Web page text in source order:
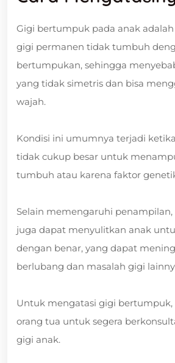
Gigi bertumpuk pada anak
gigi permanen tidak tumbuh
bertumpukan, sehingga
yang tidak simetris dan bisa
wajah.
Kondisi ini umumnya terjadi
tidak cukup besar untuk
tumbuh atau karena faktor
Selain memengaruhi
juga dapat menyulitkan anak
dengan benar, yang dapat
berlubang dan masalah gigi
Untuk mengatasi gigi
orang tua untuk segera
gigi anak.